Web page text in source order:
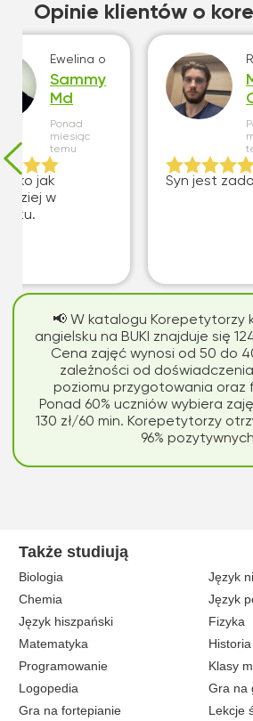
Opinie klientów o
Ewelina o
Sammy
Md
Ponad
miesiąc
temu
jak
w
Syn jest
📢 W katalogu Korepetytorzy
angielsku na BUKI znajduje się
Cena zajęć wynosi od 50 do
zależności od
poziomu przygotowania oraz
Ponad 60% uczniów wybiera
130 zł/60 min. Korepetytorzy
96%
Także studiują
Biologia
Język
Chemia
Język
Język hiszpański
Fizyka
Matematyka
Historia
Programowanie
Klasy
Logopedia
Gra na
Gra na fortepianie
Lekcje